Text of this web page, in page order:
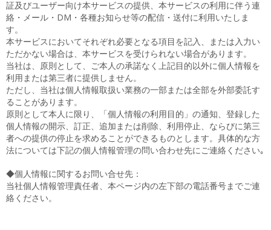
証及びユーザー向け本サービスの提供、本サービスの利用に伴う連
絡・メール・DM・各種お知らせ等の配信・送付に利用いたしま
す。
本サービスにおいてそれぞれ必要となる項目を記入、または入力い
ただかない場合は、本サービスを受けられない場合があります。
当社は、原則として、ご本人の承諾なく上記目的以外に個人情報を
利用または第三者に提供しません。
ただし、当社は個人情報取扱い業務の一部または全部を外部委託す
ることがあります。
原則として本人に限り、「個人情報の利用目的」の通知、登録した
個人情報の開示、訂正、追加または削除、利用停止、ならびに第三
者への提供の停止を求めることができるものとします。具体的な方
法については下記の個人情報管理の問い合わせ先にご連絡ください｡
◆個人情報に関するお問い合せ先：
当社個人情報管理責任者、本ページ内の左下部の電話番号までご連
絡ください。